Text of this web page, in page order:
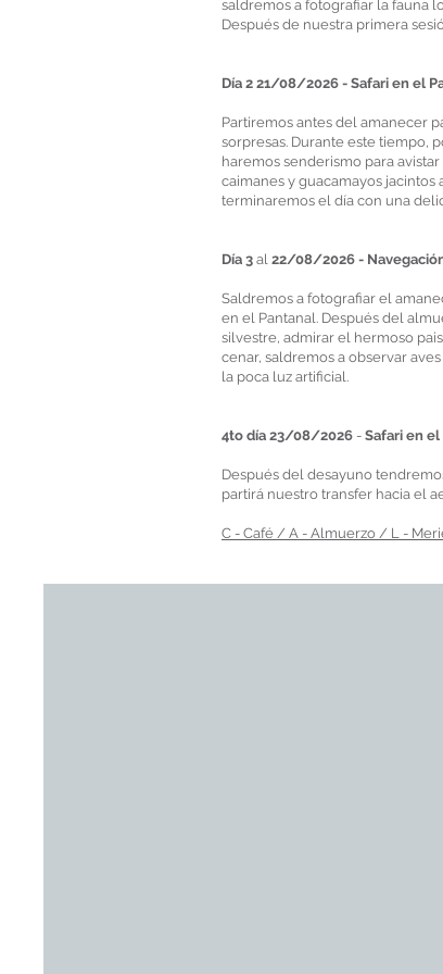
saldremos a fotografiar la fauna
Después de nuestra primera
Día 2 21/08/2026 - Safari en el
Partiremos antes del amanecer
sorpresas. Durante este tiempo,
haremos senderismo para
caimanes y guacamayos
terminaremos el día con una
Día 3 al 22/08/2026 - Navegación
Saldremos a fotografiar el
en el Pantanal. Después del
silvestre, admirar el hermoso
cenar, saldremos a observar
la poca luz artificial.
4to día 23/08/2026 - Safari en el
Después del desayuno
partirá nuestro transfer hacia el
C - Café / A - Almuerzo / L -